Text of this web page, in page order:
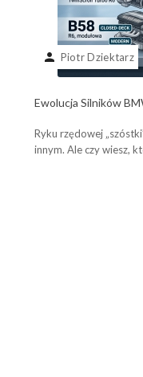
person Piotr Dziektarz
Ewolucja Silników
Wybierz Olej Idealny!
Ryku rzędowej
innym. Ale czy wiesz,